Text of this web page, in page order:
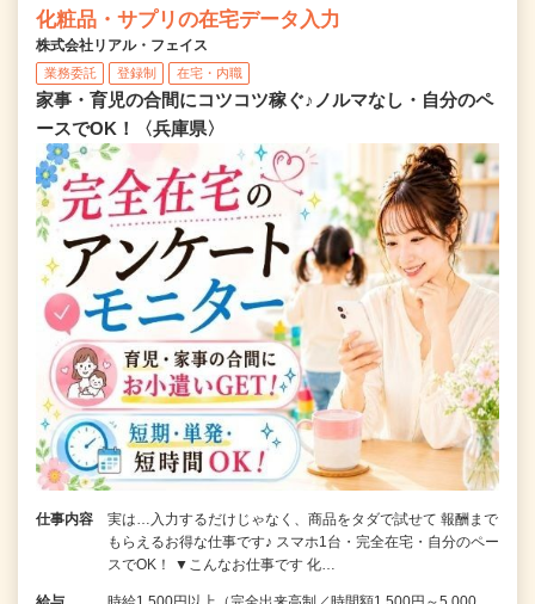
化粧品・サプリの在宅データ入力
株式会社リアル・フェイス
業務委託 登録制 在宅・内職
家事・育児の合間にコツコツ稼ぐ♪ノルマなし・自分のペ
ースでOK！〈兵庫県〉
仕事内容
実は…入力するだけじゃなく、商品をタダで試せて 報酬まで
もらえるお得な仕事です♪ スマホ1台・完全在宅・自分のペー
スでOK！ ▼こんなお仕事です 化…